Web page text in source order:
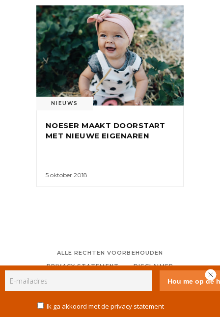
NIEUWS
NOESER MAAKT DOORSTART
MET NIEUWE EIGENAREN
5 oktober 2018
ALLE RECHTEN VOORBEHOUDEN
PRIVACY STATEMENT
DISCLAIMER
GEBRUIKERSVOORWAARDEN
COOKIE POLICY (EU)
Ik ga akkoord met de privacy statement